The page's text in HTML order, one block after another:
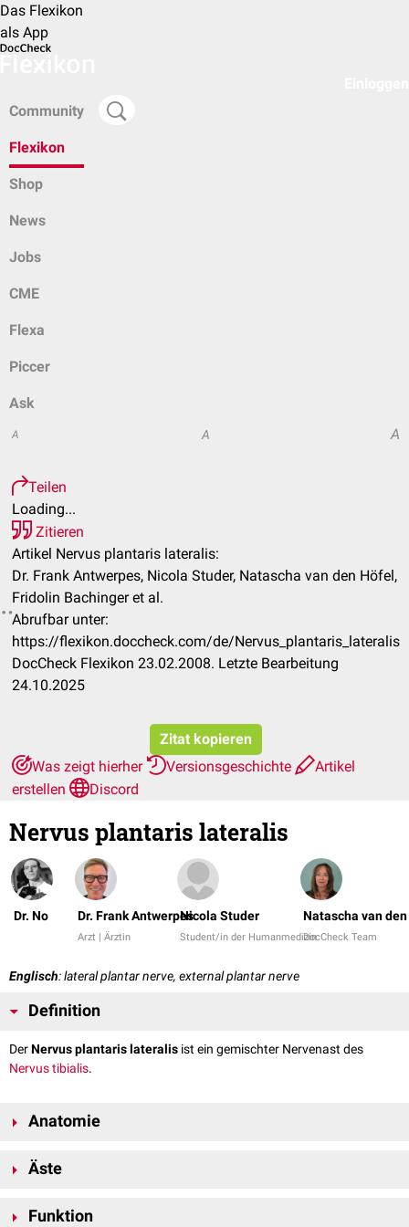
Das Flexikon
als App
Community
Flexikon
Shop
News
Jobs
CME
Flexa
Piccer
Ask
A A A
Teilen
Loading...
Zitieren
Artikel Nervus plantaris lateralis:
Dr. Frank Antwerpes, Nicola Studer, Natascha van den Höfel,
Fridolin Bachinger et al.
Abrufbar unter:
https://flexikon.doccheck.com/de/Nervus_plantaris_lateralis
DocCheck Flexikon 23.02.2008. Letzte Bearbeitung
24.10.2025
Zitat kopieren
Was zeigt hierher
Versionsgeschichte
Artikel
erstellen
Discord
Nervus plantaris lateralis
Dr. No Dr. Frank Antwerpes
Arzt | Ärztin
Nicola Studer
Student/in der Humanmedizin
Natascha van
DocCheck Team
Englisch: lateral plantar nerve, external plantar nerve
Definition
DerNervus plantaris lateralis ist ein gemischter Nervenast des
Nervus tibialis.
Anatomie
Sulcus plantaris lateralis
quadratus plantae
Äste
Ramus profundus
Funktion